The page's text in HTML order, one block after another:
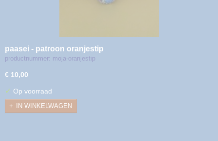
paasei - patroon oranjestip
productnummer: moja-oranjestip
€ 10,00
✓ Op voorraad
IN WINKELWAGEN